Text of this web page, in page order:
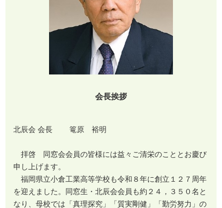
会長挨拶
北辰会 会長 篭原 裕明
拝啓 同窓会会員の皆様には益々ご清栄のこととお慶び
申し上げます。
福岡県立小倉工業高等学校も令和８年に創立１２７周年
を迎えました。同窓生・北辰会会員も約２４，３５０名と
なり、母校では「真理探究」「質実剛健」「勤労努力」の